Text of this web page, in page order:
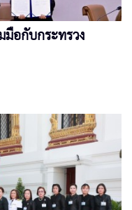
อกับกระทรวง